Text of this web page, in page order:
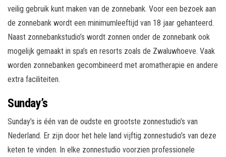
veilig gebruik kunt maken van de zonnebank. Voor een bezoek aan
de zonnebank wordt een minimumleeftijd van 18 jaar gehanteerd.
Naast zonnebankstudio’s wordt zonnen onder de zonnebank ook
mogelijk gemaakt in spa’s en resorts zoals de Zwaluwhoeve. Vaak
worden zonnebanken gecombineerd met aromatherapie en andere
extra faciliteiten.
Sunday’s
Sunday’s is één van de oudste en grootste zonnestudio’s van
Nederland. Er zijn door het hele land vijftig zonnestudio’s van deze
keten te vinden. In elke zonnestudio voorzien professionele